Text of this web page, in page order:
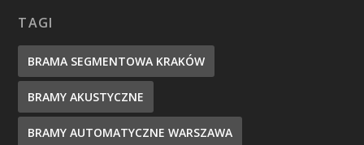
TAGI
BRAMA SEGMENTOWA KRAKÓW
BRAMY AKUSTYCZNE
BRAMY AUTOMATYCZNE WARSZAWA